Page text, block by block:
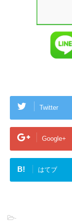
Twitter
Google+
B! はてブ
-